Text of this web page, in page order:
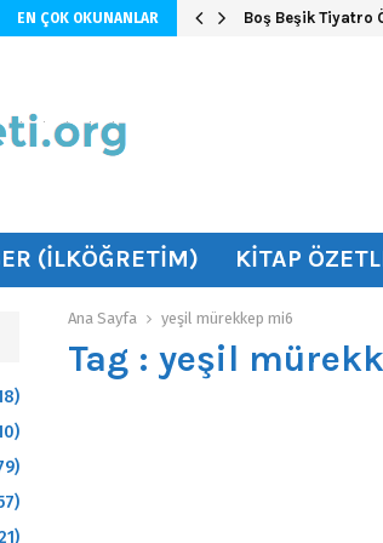
EN ÇOK OKUNANLAR Boş Beşik Tiyatro
(İLKÖĞRETIM) KITAP
Ana Sayfa yeşil mürekkep mi6
Tag : yeşil